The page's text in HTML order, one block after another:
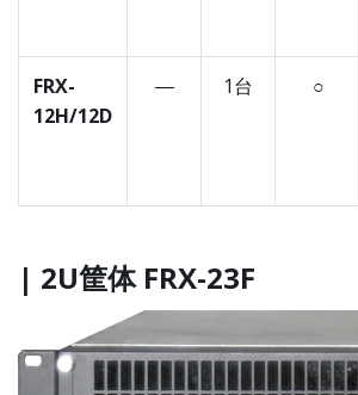
FRX-
12H/12D
― 1台 ○
| 2U筐体 FRX-23F